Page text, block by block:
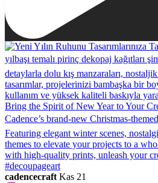
cadencecraft Kas 21